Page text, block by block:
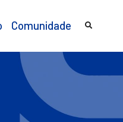
Comunidade